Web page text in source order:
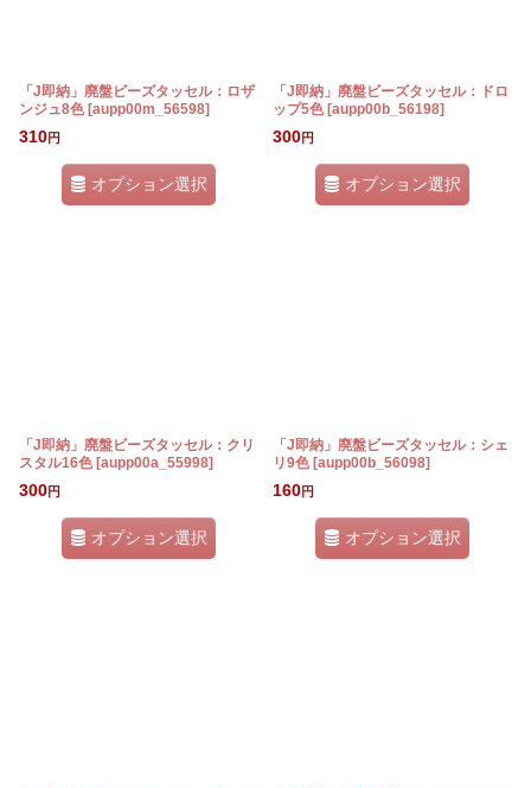
「J即納」廃盤ビーズタッセル：ロザ
ンジュ8色 [aupp00m_56598]
310円
オプション選択
「J即納」廃盤ビーズタッセル：ドロ
ップ5色 [aupp00b_56198]
300円
オプション選択
「J即納」廃盤ビーズタッセル：クリ
スタル16色 [aupp00a_55998]
300円
オプション選択
「J即納」廃盤ビーズタッセル：シェ
リ9色 [aupp00b_56098]
160円
オプション選択